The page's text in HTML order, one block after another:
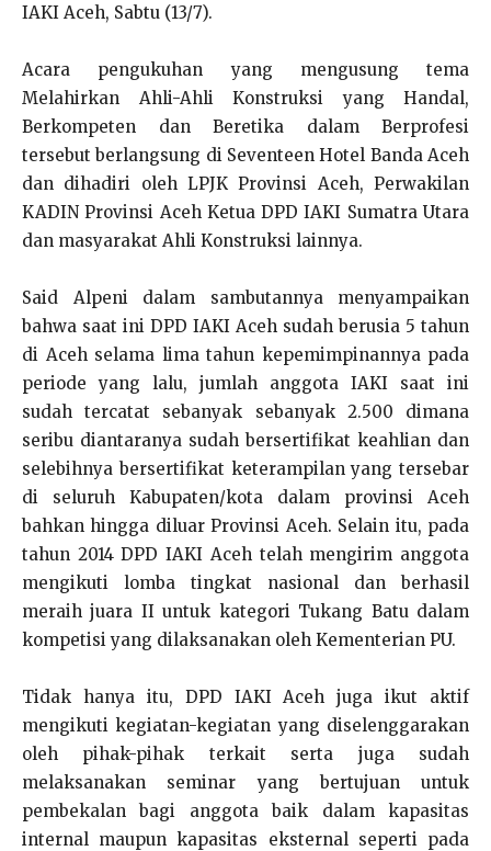
IAKI Aceh, Sabtu (13/7).
Acara pengukuhan yang mengusung tema
Melahirkan Ahli-Ahli Konstruksi yang Handal,
Berkompeten dan Beretika dalam Berprofesi
tersebut berlangsung di Seventeen Hotel Banda Aceh
dan dihadiri oleh LPJK Provinsi Aceh, Perwakilan
KADIN Provinsi Aceh Ketua DPD IAKI Sumatra Utara
dan masyarakat Ahli Konstruksi lainnya.
Said Alpeni dalam sambutannya menyampaikan
bahwa saat ini DPD IAKI Aceh sudah berusia 5 tahun
di Aceh selama lima tahun kepemimpinannya pada
periode yang lalu, jumlah anggota IAKI saat ini
sudah tercatat sebanyak sebanyak 2.500 dimana
seribu diantaranya sudah bersertifikat keahlian dan
selebihnya bersertifikat keterampilan yang tersebar
di seluruh Kabupaten/kota dalam provinsi Aceh
bahkan hingga diluar Provinsi Aceh. Selain itu, pada
tahun 2014 DPD IAKI Aceh telah mengirim anggota
mengikuti lomba tingkat nasional dan berhasil
meraih juara II untuk kategori Tukang Batu dalam
kompetisi yang dilaksanakan oleh Kementerian PU.
Tidak hanya itu, DPD IAKI Aceh juga ikut aktif
mengikuti kegiatan-kegiatan yang diselenggarakan
oleh pihak-pihak terkait serta juga sudah
melaksanakan seminar yang bertujuan untuk
pembekalan bagi anggota baik dalam kapasitas
internal maupun kapasitas eksternal seperti pada